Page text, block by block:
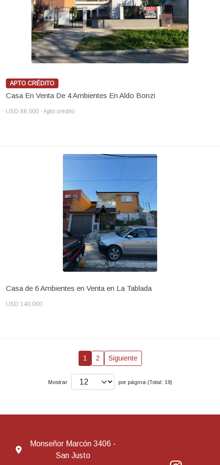
APTO CRÉDITO
Casa En Venta De 4 Ambientes En Aldo Bonzi
USD 88.000 - Apto crédito
Casa de 6 Ambientes en Venta en La Tablada
USD 140.000
1 2 Siguiente
Mostrar por página (Total: 19)
Monseñor Marcón 3406 -
San Justo